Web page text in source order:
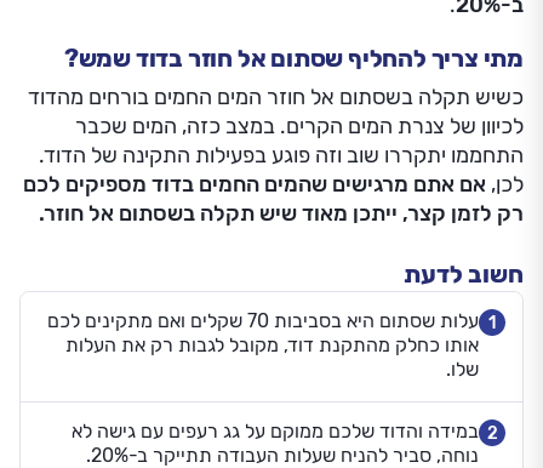
מתי צריך להחליף שסתום אל חוזר בדוד שמש?
כשיש תקלה בשסתום אל חוזר המים החמים בורחים מהדוד
לכיוון של צנרת המים הקרים. במצב כזה, המים שכבר
התחממו יתקררו שוב וזה פוגע בפעילות התקינה של הדוד.
לכן, אם אתם מרגישים שהמים החמים בדוד מספיקים לכם
רק לזמן קצר, ייתכן מאוד שיש תקלה בשסתום אל חוזר.
חשוב לדעת
1
עלות שסתום היא בסביבות 70 שקלים ואם מתקינים לכם
אותו כחלק מהתקנת דוד, מקובל לגבות רק את העלות
שלו.
2 במידה והדוד שלכם ממוקם על גג רעפים עם גישה לא
נוחה, סביר להניח שעלות העבודה תתייקר ב-20%.